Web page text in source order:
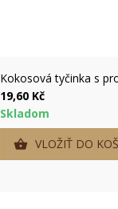
Kokosová tyčinka s
19,60 Kč
Skladom
 VLOŽIŤ DO